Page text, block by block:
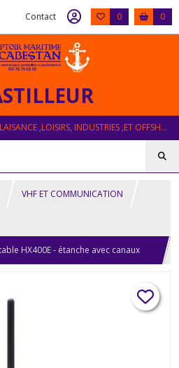
Contact 0 0
EQUIPEMENT BATEAU , PÊCHE , PLAISANCE ,LOISIRS, INDUSTRIES ,ET OFFSHORE
VHF ET COMMUNICATION
HX400E - étanche avec canaux